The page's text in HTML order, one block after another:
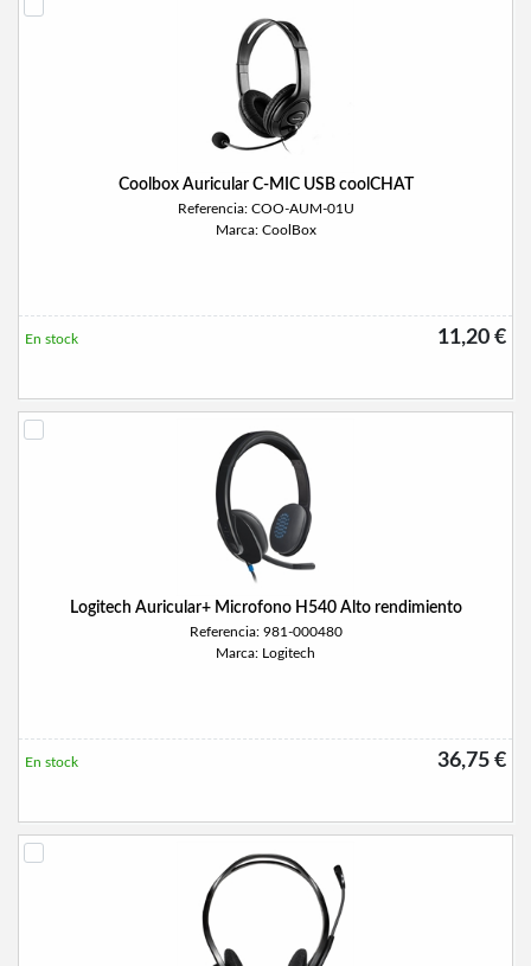
Coolbox Auricular C-MIC USB coolCHAT
Referencia: COO-AUM-01U
Marca: CoolBox
11,20 €
En stock
Logitech Auricular+ Microfono H540 Alto rendimiento
Referencia: 981-000480
Marca: Logitech
36,75 €
En stock